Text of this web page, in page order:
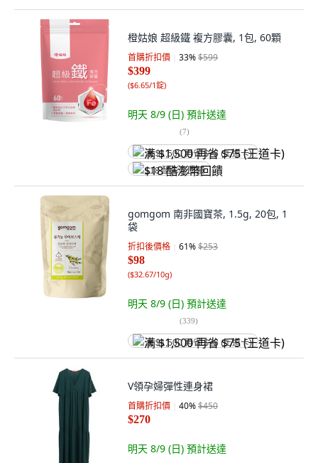
橙姑娘 超級鐵 複方膠囊, 1包, 60顆
首購折扣價 33%$599
$399
($6.65/1錠)
明天 8/9 (日) 預計送達
(7)
满 $1,500 再省 $75 (王道卡)
$18 酷澎幣回饋
gomgom 南非國寶茶, 1.5g, 20包, 1
袋
折扣後價格 61%$253
$98
($32.67/10g)
明天 8/9 (日) 預計送達
(339)
满 $1,500 再省 $75 (王道卡)
V領孕婦彈性連身裙
首購折扣價 40%$450
$270
明天 8/9 (日) 預計送達